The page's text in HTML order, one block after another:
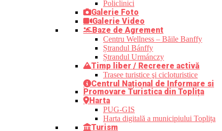
Policlinici
Galerie Foto
Galerie Video
Baze de Agrement
Centru Wellness – Băile Banffy
Ștrandul Bánffy
Ștrandul Urmánczy
Timp liber / Recreere activă
Trasee turistice şi cicloturistice
Centrul Național de Informare si
Promovare Turistica din Toplița
Harta
PUG-GIS
Harta digitală a municipiului Toplița
Turism